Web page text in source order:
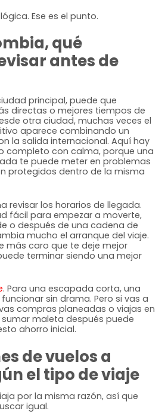
Ese es el punto.
qué
antes de
principal, puede que
directas o mejores tiempos de
otra ciudad, muchas veces el
aparece combinando un
la salida internacional. Aquí hay
completo con calma, porque una
te puede meter en problemas
protegidos dentro de la misma
revisar los horarios de llegada.
fácil para empezar a moverte,
o después de una cadena de
mucho el arranque del viaje.
más caro que te deje mejor
terminar siendo una mejor
. Para una escapada corta, una
sin drama. Pero si vas a
compras planeadas o viajas en
maleta después puede
ahorro inicial.
de vuelos a
el tipo de viaje
por la misma razón, así que
igual.